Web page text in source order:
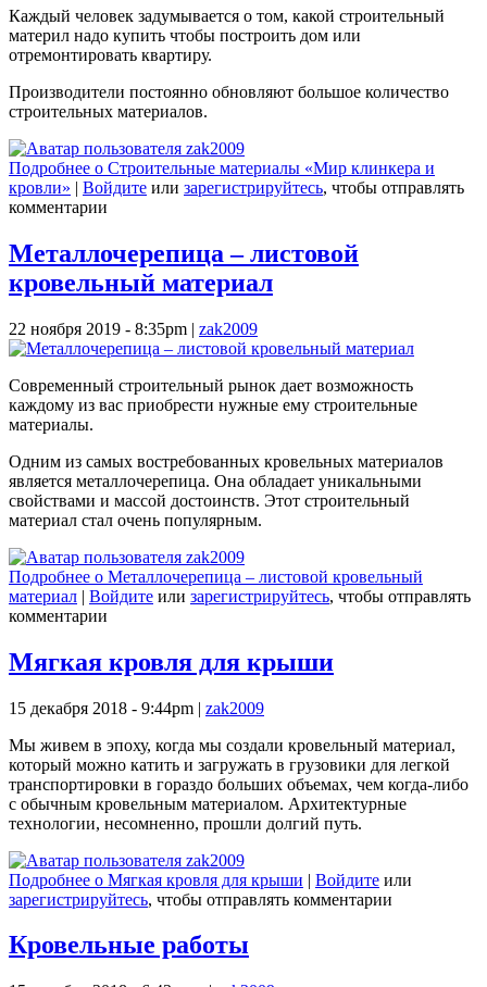
Каждый человек задумывается о том, какой строительный
материл надо купить чтобы построить дом или
отремонтировать квартиру.
Производители постоянно обновляют большое количество
строительных материалов.
Подробнее о Строительные материалы «Мир клинкера и
кровли» | Войдите или зарегистрируйтесь, чтобы отправлять
комментарии
Металлочерепица – листовой
кровельный материал
22 ноября 2019 - 8:35pm | zak2009
Современный строительный рынок дает возможность
каждому из вас приобрести нужные ему строительные
материалы.
Одним из самых востребованных кровельных материалов
является металлочерепица. Она обладает уникальными
свойствами и массой достоинств. Этот строительный
материал стал очень популярным.
Подробнее о Металлочерепица – листовой кровельный
материал | Войдите или зарегистрируйтесь, чтобы отправлять
комментарии
Мягкая кровля для крыши
15 декабря 2018 - 9:44pm | zak2009
Мы живем в эпоху, когда мы создали кровельный материал,
который можно катить и загружать в грузовики для легкой
транспортировки в гораздо больших объемах, чем когда-либо
с обычным кровельным материалом. Архитектурные
технологии, несомненно, прошли долгий путь.
Подробнее о Мягкая кровля для крыши | Войдите или
зарегистрируйтесь, чтобы отправлять комментарии
Кровельные работы